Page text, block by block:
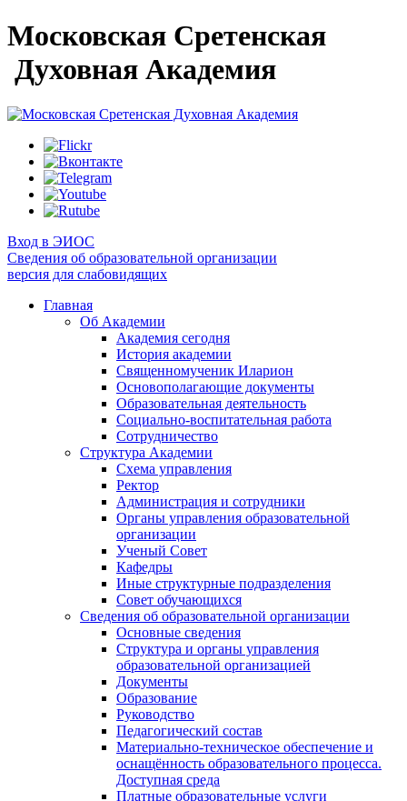
Московская Сретенская
Духовная Академия
Вход в ЭИОС
Сведения об образовательной организации
версия для слабовидящих
Главная
Об Академии
Академия сегодня
История академии
Священномученик Иларион
Основополагающие документы
Образовательная деятельность
Социально-воспитательная работа
Сотрудничество
Структура Академии
Схема управления
Ректор
Администрация и сотрудники
Органы управления образовательной
организации
Ученый Совет
Кафедры
Иные структурные подразделения
Совет обучающихся
Сведения об образовательной организации
Основные сведения
Структура и органы управления
образовательной организацией
Документы
Образование
Руководство
Педагогический состав
Материально-техническое обеспечение и
оснащённость образовательного процесса.
Доступная среда
Платные образовательные услуги